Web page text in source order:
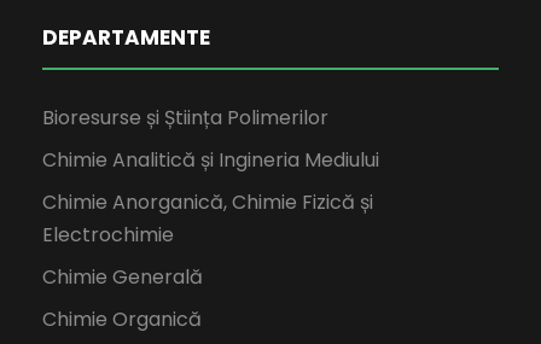
DEPARTAMENTE
Bioresurse și Știința Polimerilor
Chimie Analitică și Ingineria Mediului
Chimie Anorganică, Chimie Fizică și
Electrochimie
Chimie Generală
Chimie Organică